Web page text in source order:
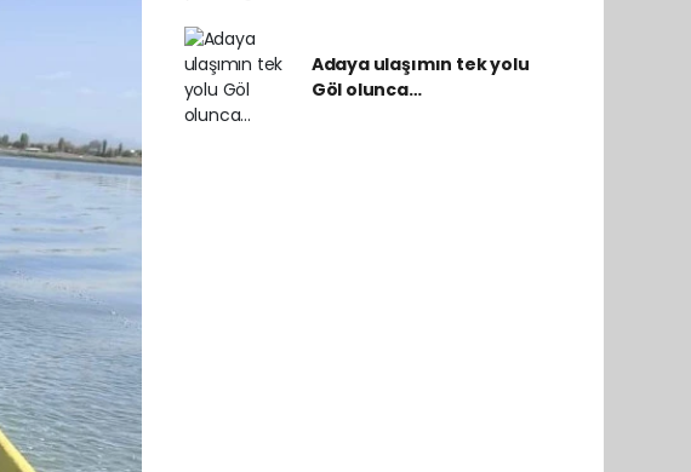
Adaya ulaşımın tek yolu
Göl olunca…